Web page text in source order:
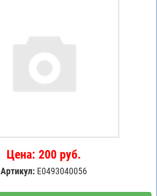
Цена: 200 руб.
Артикул: E0493040056